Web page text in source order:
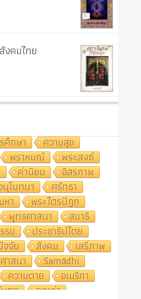
งคมไทย
ศึกษา
ความสุข
พราหมณ์
พระสงฆ์
ค่านิยม
อิสรภาพ
นุโมทนา
ศรัทธา
า
พระไตรปิฎก
พุทธศาสนา
สมาธิ
รม
ประชาธิปไตย
จจัย สังคม
เสรีภาพ
ศาสนา
Samādhi
ความตาย
อเมริกา
ตก
คุณค่า